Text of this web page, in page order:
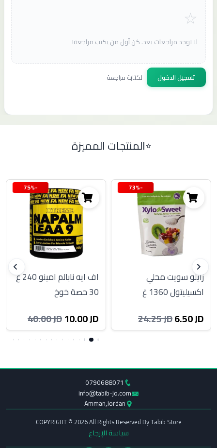
لا توجد مراجعات بعد. كن أول من يكتب مراجعة!
تسجيل الدخول لكتابة مراجعة
المنتجات المميزة
-73%
زايلو سويت محلي
اكسيليتول 1360 غ
24.25 JD6.50 JD
-75%
اف ايه نابالم امينو 240 غ
30 حصة خوخ
40.00 JD10.00 JD
0790688071
info@tabib-jo.com
Amman,Jordan
COPYRIGHT © 2026 All Rights Reserved By Tabib Store
سياسة الإرجاع